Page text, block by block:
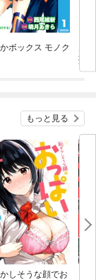
ボックス モノク
聖
の
件～
もっと見る
しそうな顔でお